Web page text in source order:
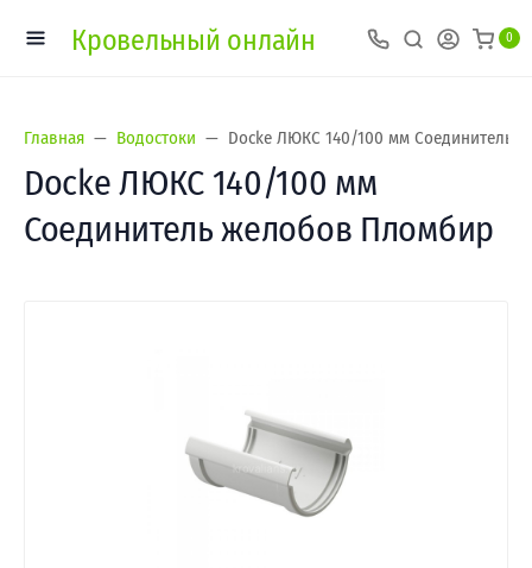
Кровельный онлайн 0
Главная Водостоки Docke ЛЮКС 140/100 мм Соединитель
Docke ЛЮКС 140/100 мм
Соединитель желобов Пломбир